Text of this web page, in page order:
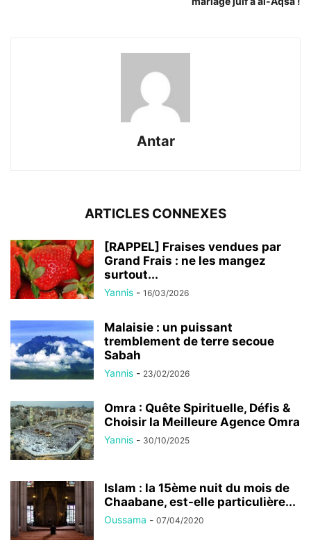
Antar
ARTICLES CONNEXES
[RAPPEL] Fraises vendues par
Grand Frais : ne les mangez
surtout...
Yannis - 16/03/2026
Malaisie : un puissant
tremblement de terre secoue
Sabah
Yannis - 23/02/2026
Omra : Quête Spirituelle, Défis &
Choisir la Meilleure Agence Omra
Yannis - 30/10/2025
Islam : la 15ème nuit du mois de
Chaabane, est-elle particulière...
Oussama - 07/04/2020